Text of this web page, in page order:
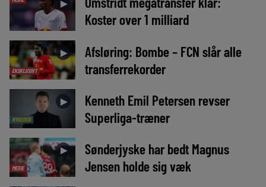
►
Koster over 1 milliard
EKSKLUSIVT
►
Afsløring: Bombe – FCN slår alle
transferrekorder
NYHEDER
►
Kenneth Emil Petersen revser
Superliga-træner
MEDIE
►
Sønderjyske har bedt Magnus
Jensen holde sig væk